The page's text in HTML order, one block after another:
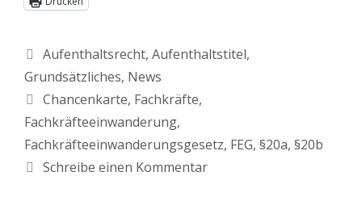
Aufenthaltsrecht, Aufenthaltstitel,
Grundsätzliches, News
Chancenkarte, Fachkräfte,
Fachkräfteeinwanderung,
Fachkräfteeinwanderungsgesetz, FEG, §20a, §20b
Schreibe einen Kommentar